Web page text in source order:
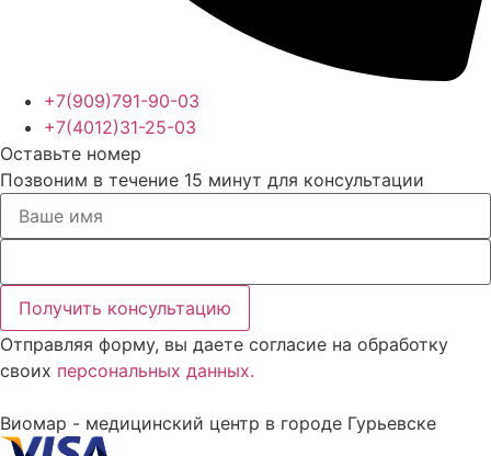
+7(909)791-90-03
+7(4012)31-25-03
Оставьте номер
Позвоним в течение 15 минут для консультации
Получить консультацию
Отправляя форму, вы даете согласие на обработку
своих персональных данных.
Виомар - медицинский центр в городе Гурьевске